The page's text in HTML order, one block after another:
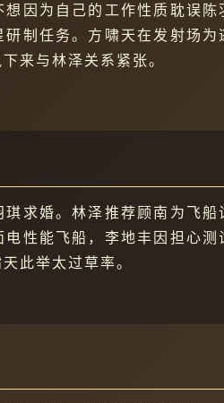
因为自己的工作性质耽误
制任务。方啸天在发射场
来与林泽关系紧张。
求婚。林泽推荐顾南为飞
性能飞船，李地丰因担心
此举太过草率。